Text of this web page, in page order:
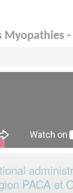
Myopathies -
PACA et